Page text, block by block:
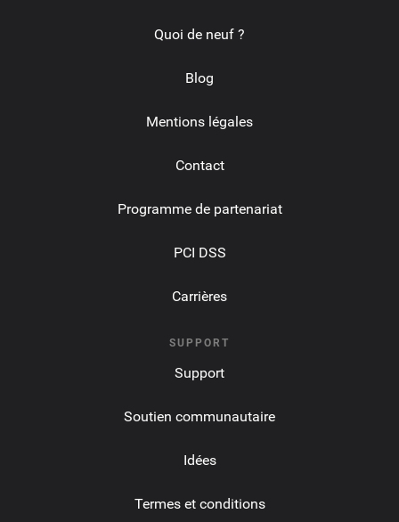
Quoi de neuf ?
Blog
Mentions légales
Contact
Programme de partenariat
PCI DSS
Carrières
SUPPORT
Support
Soutien communautaire
Idées
Termes et conditions